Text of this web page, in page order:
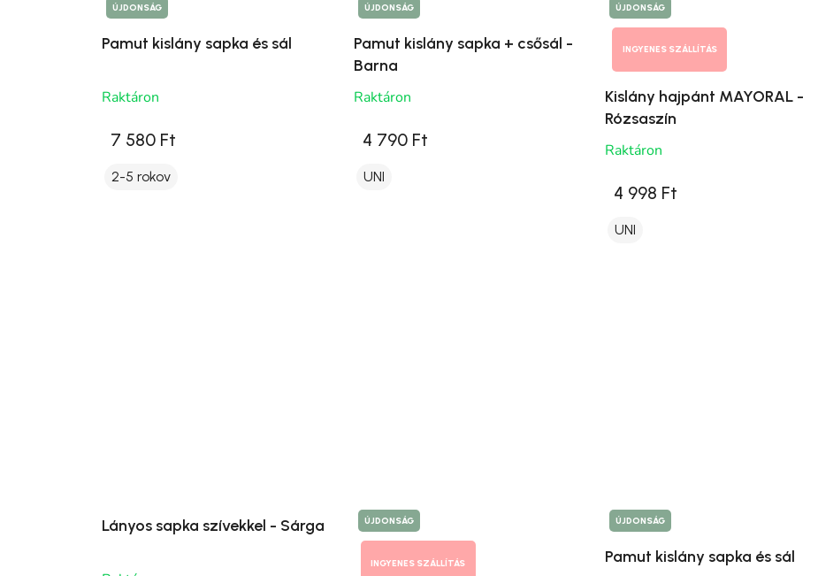
ÚJDONSÁG
Pamut kislány sapka és sál
Raktáron
7 580 Ft
2-5 rokov
ÚJDONSÁG
Pamut kislány sapka + csősál -
Barna
Raktáron
4 790 Ft
UNI
ÚJDONSÁG
INGYENES SZÁLLÍTÁS
Kislány hajpánt MAYORAL -
Rózsaszín
Raktáron
4 998 Ft
UNI
Lányos sapka szívekkel - Sárga ÚJDONSÁG
INGYENES SZÁLLÍTÁS
ÚJDONSÁG
Pamut kislány sapka és sál